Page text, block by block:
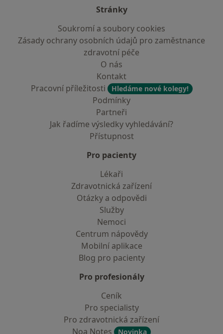
Stránky
Soukromí a soubory cookies
Zásady ochrany osobních údajů pro zaměstnance
zdravotní péče
O nás
Kontakt
Pracovní příležitosti
Hledáme nové kolegy!
Podmínky
Partneři
Jak řadíme výsledky vyhledávání?
Přístupnost
Pro pacienty
Lékaři
Zdravotnická zařízení
Otázky a odpovědi
Služby
Nemoci
Centrum nápovědy
Mobilní aplikace
Blog pro pacienty
Pro profesionály
Ceník
Pro specialisty
Pro zdravotnická zařízení
Noa Notes
Novinka